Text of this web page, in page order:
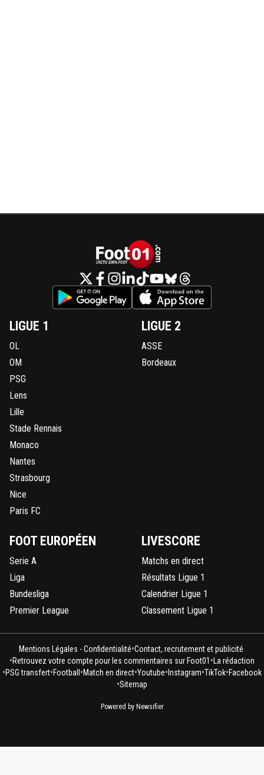
LIGUE 1
OL
OM
PSG
Lens
Lille
Stade Rennais
Monaco
Nantes
Strasbourg
Nice
Paris FC
LIGUE 2
ASSE
Bordeaux
FOOT EUROPÉEN
Serie A
Liga
Bundesliga
Premier League
LIVESCORE
Matchs en direct
Résultats Ligue 1
Calendrier Ligue 1
Classement Ligue 1
Mentions Légales - Confidentialité•Contact, recrutement et publicité
•Retrouvez votre compte pour les commentaires sur Foot01 • La rédaction
•PSG transfert•Football •Match en direct•Youtube• Instagram•TikTok•Facebook
•Sitemap
Powered by Newsifier